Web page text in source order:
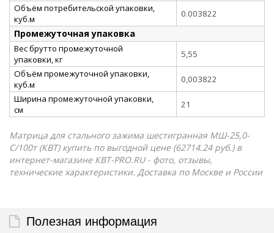
Объём потребительской упаковки,
куб.м
0.003822
Промежуточная упаковка
Вес брутто промежуточной
упаковки, кг
5,55
Объём промежуточной упаковки,
куб.м
0,003822
Ширина промежуточной упаковки,
см
21
Матрица для стального зажима шестигранная МШ-25,0-
С/100т (КВТ) купить по выгодной цене (62714.24 руб.) в
интернет-магазине КВТ-PRO.RU - фото, отзывы,
технические характеристики. Доставка по Москве и России
Полезная информация